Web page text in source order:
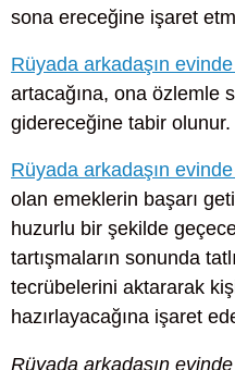
sona ereceğine işaret
Rüyada arkadaşın
artacağına, ona özlemle
gidereceğine tabir olunur.
Rüyada arkadaşın
olan emeklerin başarı
huzurlu bir şekilde
tartışmaların sonunda
tecrübelerini aktararak
hazırlayacağına işaret
Rüyada arkadaşın